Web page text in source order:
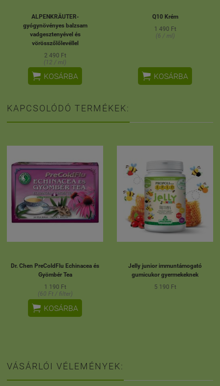
ALPENKRÄUTER-
gyógynövényes balzsam
vadgesztenyével és
vörösszőlőlevéllel
2 490 Ft
(12 / ml)
 KOSÁRBA
Q10 Krém
1 490 Ft
(6 / ml)
 KOSÁRBA
KAPCSOLÓDÓ TERMÉKEK:
Dr. Chen PreColdFlu Echinacea és
Gyömbér Tea
1 190 Ft
(60 Ft / filter)
 KOSÁRBA
Jelly junior immuntámogató
gumicukor gyermekeknek
5 190 Ft
VÁSÁRLÓI VÉLEMÉNYEK: